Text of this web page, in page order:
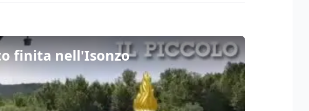
finita nell'Isonzo